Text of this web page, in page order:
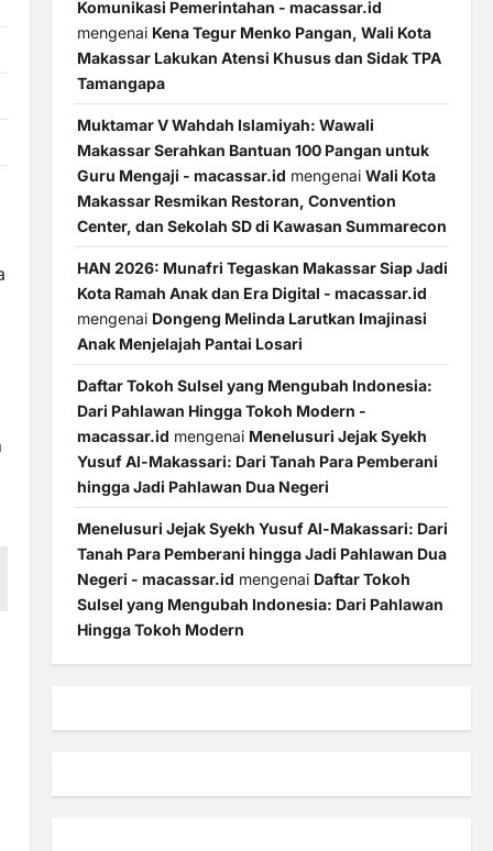
Komunikasi Pemerintahan - macassar.id
mengenai Kena Tegur Menko Pangan, Wali Kota
Makassar Lakukan Atensi Khusus dan Sidak TPA
Tamangapa
Muktamar V Wahdah Islamiyah: Wawali
Makassar Serahkan Bantuan 100 Pangan untuk
Guru Mengaji - macassar.id mengenai Wali Kota
Makassar Resmikan Restoran, Convention
Center, dan Sekolah SD di Kawasan Summarecon
HAN 2026: Munafri Tegaskan Makassar Siap Jadi
Kota Ramah Anak dan Era Digital - macassar.id
mengenai Dongeng Melinda Larutkan Imajinasi
Anak Menjelajah Pantai Losari
Daftar Tokoh Sulsel yang Mengubah Indonesia:
Dari Pahlawan Hingga Tokoh Modern -
macassar.id mengenai Menelusuri Jejak Syekh
Yusuf Al-Makassari: Dari Tanah Para Pemberani
hingga Jadi Pahlawan Dua Negeri
Menelusuri Jejak Syekh Yusuf Al-Makassari: Dari
Tanah Para Pemberani hingga Jadi Pahlawan Dua
Negeri - macassar.id mengenai Daftar Tokoh
Sulsel yang Mengubah Indonesia: Dari Pahlawan
Hingga Tokoh Modern